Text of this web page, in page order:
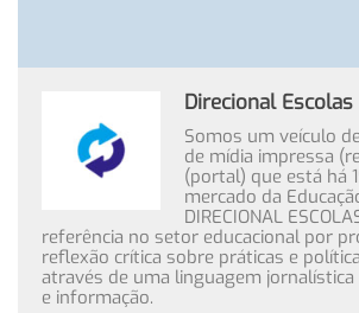
Direcional Escolas
Somos um veículo
de mídia impressa
(portal) que está há
mercado da
DIRECIONAL
referência no setor educacional por
reflexão crítica sobre práticas e
através de uma linguagem
e informação.